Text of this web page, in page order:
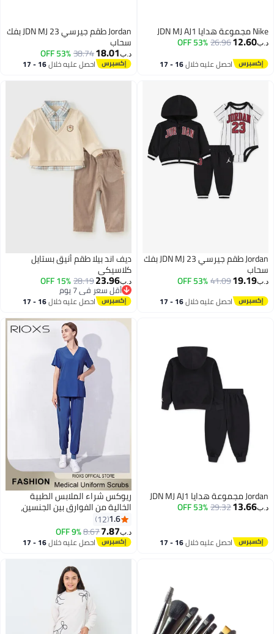
Nike مجموعة هدايا JDN MJ AJ1
د.ب‏12.60
26.96
53% OFF
احصل عليه خلال 16 - 17
Jordan طقم جيرسي JDN MJ 23 بفك
سحاب
د.ب‏18.01
38.74
53% OFF
احصل عليه خلال 16 - 17
Jordan طقم جيرسي JDN MJ 23 بفك
سحاب
د.ب‏19.19
41.09
53% OFF
احصل عليه خلال 16 - 17
ديف اند بيلا طقم أنيق بستايل
كلاسيكي
د.ب‏23.96
28.19
15% OFF
أقل سعر في 7 يوم
أقل سعر في 7 يوماحصل عليه خلال 16 - 17
Jordan مجموعة هدايا JDN MJ AJ1
د.ب‏13.66
29.32
53% OFF
احصل عليه خلال 16 - 17
ريوكس شراء الملابس الطبية
الخالية من الفوارق بين الجنسين،
ومعدات التنظيف للنساء والرجال،
والملابس ذات الأكمام القصيرة
والسراويل، ومعطف التنظيف الطبي
لمختبرات طب الأسنان، والزي
الرسمي الأزرق (V)، والزي الطبي
لممرضات المستشفيات، والزي
الطبي لعيادات الأسنان، واللباس
الخالي من الجنس، والزي المهني
لفنيي الصيدليات
1.6
12
د.ب‏7.87
8.67
9% OFF
احصل عليه خلال 16 - 17